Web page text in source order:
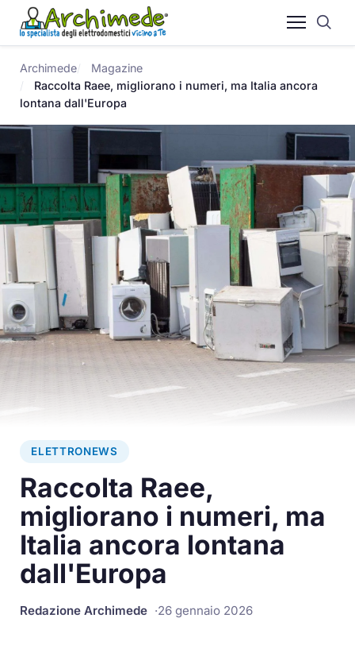
Archimede
Magazine
Raccolta Raee, migliorano i numeri, ma Italia ancora
lontana dall'Europa
ELETTRONEWS
Raccolta Raee,
migliorano i numeri, ma
Italia ancora lontana
dall'Europa
Redazione Archimede 26 gennaio 2026